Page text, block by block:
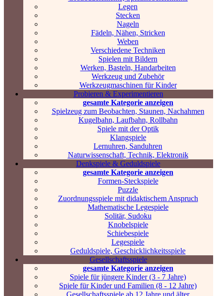
Legen
Stecken
Nageln
Fädeln, Nähen, Stricken
Weben
Verschiedene Techniken
Spielen mit Bildern
Werken, Basteln, Handarbeiten
Werkzeug und Zubehör
Werkzeugmaschinen für Kinder
Probieren & Experimentieren
gesamte Kategorie anzeigen
Spielzeug zum Beobachten, Staunen, Nachahmen
Kugelbahn, Laufbahn, Rollbahn
Spiele mit der Optik
Klangspiele
Lernuhren, Sanduhren
Naturwissenschaft, Technik, Elektronik
Denkspiele & Geduldspiele
gesamte Kategorie anzeigen
Formen-Steckspiele
Puzzle
Zuordnungsspiele mit didaktischem Anspruch
Mathematische Legespiele
Solitär, Sudoku
Knobelspiele
Schiebespiele
Legespiele
Geduldspiele, Geschicklichkeitsspiele
Gesellschaftsspiele
gesamte Kategorie anzeigen
Spiele für jüngere Kinder (3 - 7 Jahre)
Spiele für Kinder und Familien (8 - 12 Jahre)
Gesellschaftsspiele ab 12 Jahre und älter